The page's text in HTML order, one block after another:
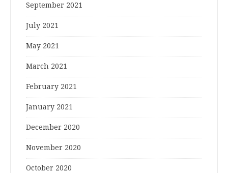
September 2021
July 2021
May 2021
March 2021
February 2021
January 2021
December 2020
November 2020
October 2020